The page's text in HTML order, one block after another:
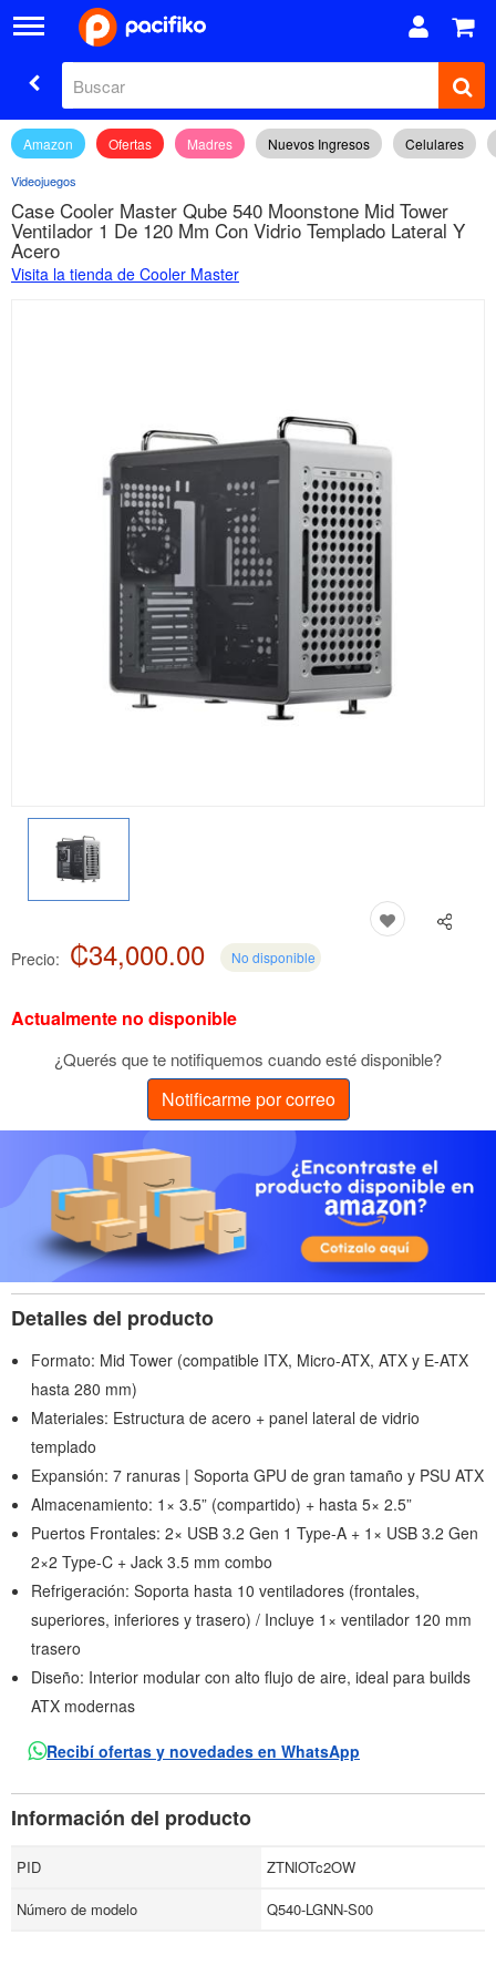
Amazon Ofertas Madres Nuevos Ingresos Celulares
Videojuegos
Case Cooler Master Qube 540 Moonstone Mid Tower
Ventilador 1 De 120 Mm Con Vidrio Templado Lateral Y
Acero
Visita la tienda de Cooler Master
Precio: ₡34,000.00 No disponible
Actualmente no disponible
¿Querés que te notifiquemos cuando esté disponible?
Notificarme por correo
Detalles del producto
Formato: Mid Tower (compatible ITX, Micro-ATX, ATX y E-ATX
hasta 280 mm)
Materiales: Estructura de acero + panel lateral de vidrio
templado
Expansión: 7 ranuras | Soporta GPU de gran tamaño y PSU ATX
Almacenamiento: 1× 3.5” (compartido) + hasta 5× 2.5”
Puertos Frontales: 2× USB 3.2 Gen 1 Type-A + 1× USB 3.2 Gen
2×2 Type-C + Jack 3.5 mm combo
Refrigeración: Soporta hasta 10 ventiladores (frontales,
superiores, inferiores y trasero) / Incluye 1× ventilador 120 mm
trasero
Diseño: Interior modular con alto flujo de aire, ideal para builds
ATX modernas
Recibí ofertas y novedades en WhatsApp
Información del producto
PID
ZTNlOTc2OW
Número de modelo
Q540-LGNN-S00